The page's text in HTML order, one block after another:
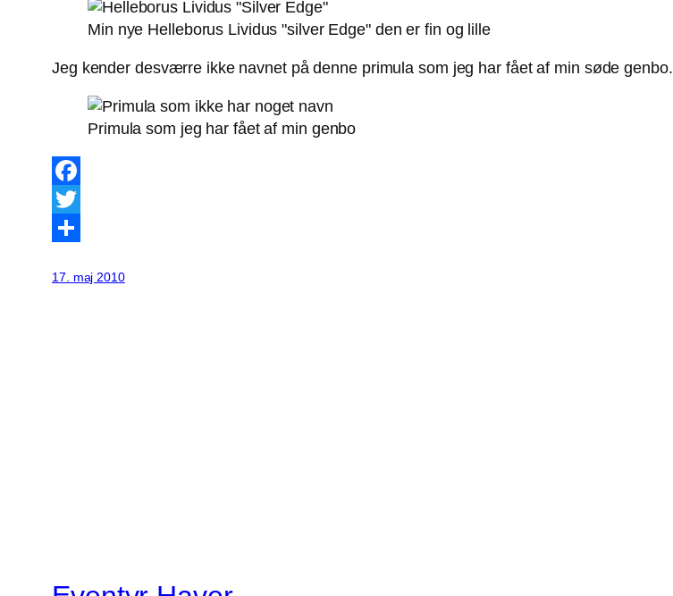
Min nye Helleborus Lividus "silver Edge" den er fin og lille
Jeg kender desværre ikke navnet på denne primula som jeg har fået af min søde genbo.
Primula som jeg har fået af min genbo
Facebook
Twitter
17. maj 2010